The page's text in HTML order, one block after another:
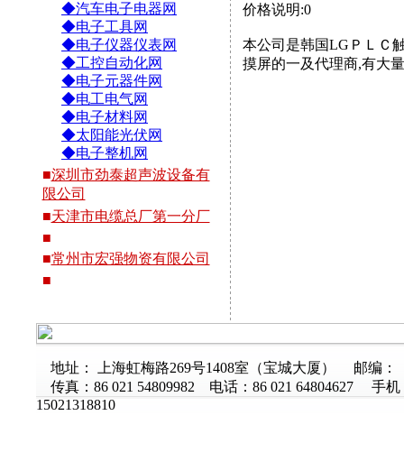
◆汽车电子电器网
◆电子工具网
◆电子仪器仪表网
◆工控自动化网
◆电子元器件网
◆电工电气网
◆电子材料网
◆太阳能光伏网
◆电子整机网
■深圳市劲泰超声波设备有
限公司
■天津市电缆总厂第一分厂
■
■常州市宏强物资有限公司
■
价格说明:0
本公司是韩国LGＰＬＣ
摸屏的一及代理商,有大
地址： 上海虹梅路269号1408室（宝城大厦） 邮编：
传真：86 021 54809982 电话：86 021 64804627 手机
15021318810